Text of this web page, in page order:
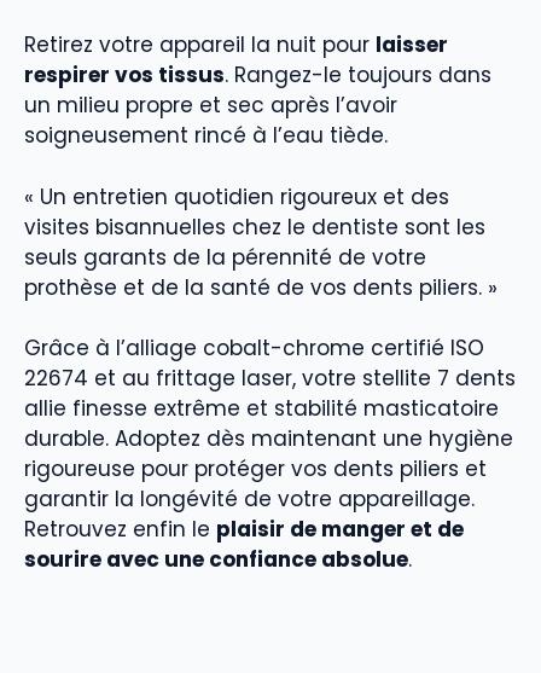
Retirez votre appareil la nuit pour laisser
respirer vos tissus. Rangez-le toujours dans
un milieu propre et sec après l’avoir
soigneusement rincé à l’eau tiède.
« Un entretien quotidien rigoureux et des
visites bisannuelles chez le dentiste sont les
seuls garants de la pérennité de votre
prothèse et de la santé de vos dents piliers. »
Grâce à l’alliage cobalt-chrome certifié ISO
22674 et au frittage laser, votre stellite 7 dents
allie finesse extrême et stabilité masticatoire
durable. Adoptez dès maintenant une hygiène
rigoureuse pour protéger vos dents piliers et
garantir la longévité de votre appareillage.
Retrouvez enfin le plaisir de manger et de
sourire avec une confiance absolue.